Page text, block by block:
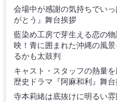
会場中が感謝の気持ちでい
がとう』舞台挨拶
藍染め工房で芽生える恋の
映！青に囲まれた沖縄の風
るかも太鼓判
キャスト・スタッフの熱量
歴史ドラマ『阿麻和利』舞
寺本莉緒は底抜けに明るい